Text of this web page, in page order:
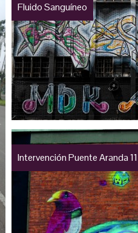
Fluido Sanguíneo
Intervención Puente Aranda 11